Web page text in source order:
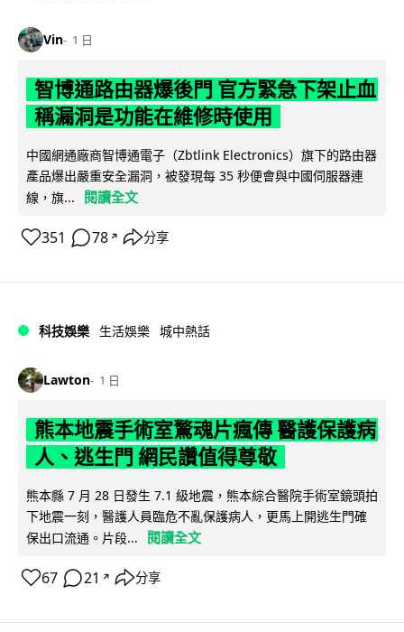
Vin 1 日
智博通路由器爆後門 官方緊急下架止血
稱漏洞是功能在維修時使用
中國網通廠商智博通電子（Zbtlink Electronics）旗下的路由器
產品爆出嚴重安全漏洞，被發現每 35 秒便會與中國伺服器連
線，旗...
閱讀全文
351 78 ↗ 分享
科技娛樂 生活娛樂 城中熱話
Lawton 1 日
熊本地震手術室驚魂片瘋傳 醫護保護病
人、逃生門 網民讚值得尊敬
熊本縣 7 月 28 日發生 7.1 級地震，熊本綜合醫院手術室鏡頭拍
下地震一刻，醫護人員臨危不亂保護病人，更馬上開逃生門確
保出口流通。片段...
閱讀全文
67 21 ↗ 分享